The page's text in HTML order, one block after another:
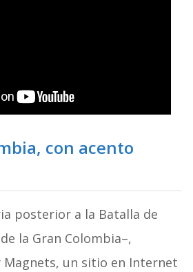
con acento
posterior a la Batalla de
la Gran Colombia–,
un sitio en Internet